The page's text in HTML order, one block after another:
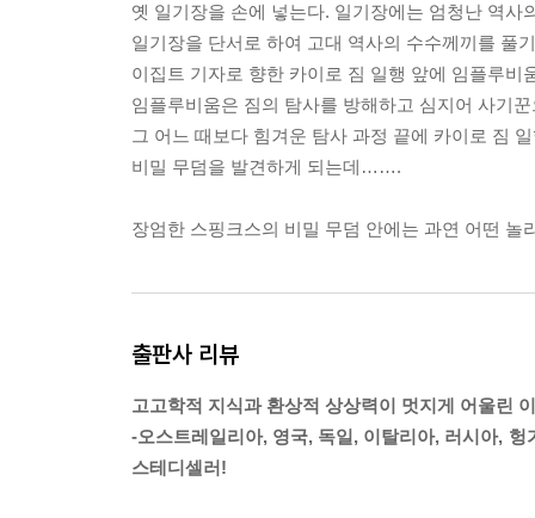
옛 일기장을 손에 넣는다. 일기장에는 엄청난 역
일기장을 단서로 하여 고대 역사의 수수께끼를 풀
이집트 기자로 향한 카이로 짐 일행 앞에 임플루비
임플루비움은 짐의 탐사를 방해하고 심지어 사기
그 어느 때보다 힘겨운 탐사 과정 끝에 카이로 짐
비밀 무덤을 발견하게 되는데…….
장엄한 스핑크스의 비밀 무덤 안에는 과연 어떤 놀
출판사 리뷰
고고학적 지식과 환상적 상상력이 멋지게 어울린
-오스트레일리아, 영국, 독일, 이탈리아, 러시아,
스테디셀러!